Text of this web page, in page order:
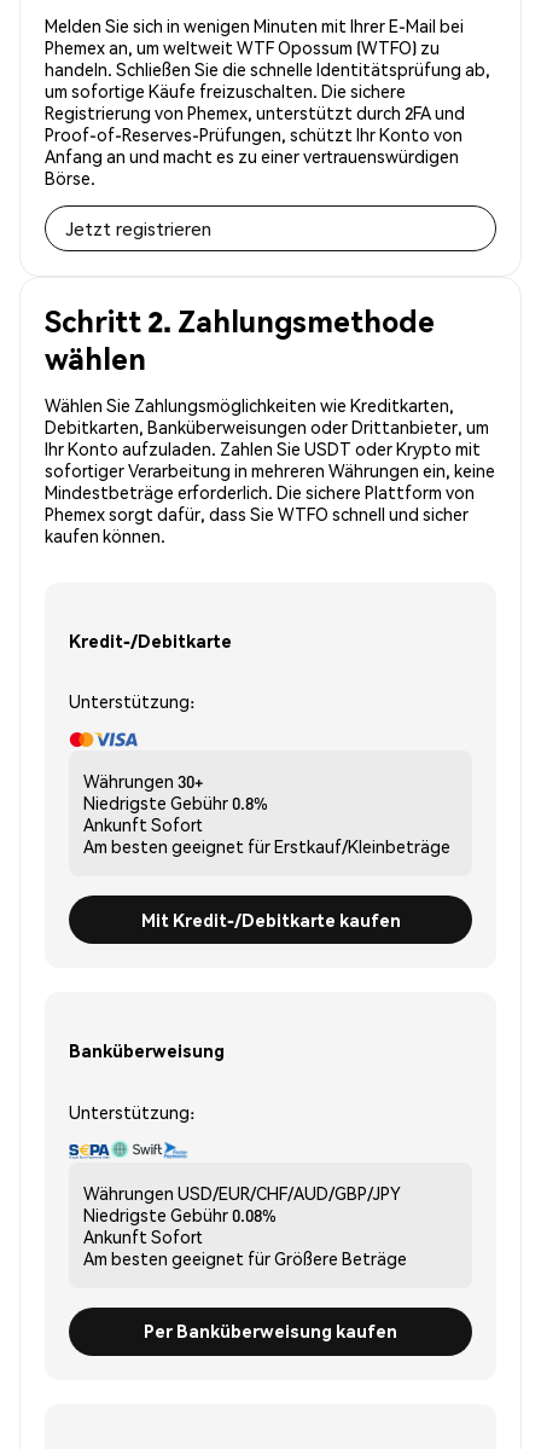
Melden Sie sich in wenigen Minuten mit Ihrer E-Mail bei
Phemex an, um weltweit WTF Opossum (WTFO) zu
handeln. Schließen Sie die schnelle Identitätsprüfung ab,
um sofortige Käufe freizuschalten. Die sichere
Registrierung von Phemex, unterstützt durch 2FA und
Proof-of-Reserves-Prüfungen, schützt Ihr Konto von
Anfang an und macht es zu einer vertrauenswürdigen
Börse.
Jetzt registrieren
Schritt 2. Zahlungsmethode
wählen
Wählen Sie Zahlungsmöglichkeiten wie Kreditkarten,
Debitkarten, Banküberweisungen oder Drittanbieter, um
Ihr Konto aufzuladen. Zahlen Sie USDT oder Krypto mit
sofortiger Verarbeitung in mehreren Währungen ein, keine
Mindestbeträge erforderlich. Die sichere Plattform von
Phemex sorgt dafür, dass Sie WTFO schnell und sicher
kaufen können.
Kredit-/Debitkarte
Unterstützung:
Währungen 30+
Niedrigste Gebühr0.8%
Ankunft Sofort
Am besten geeignet fürErstkauf/Kleinbeträge
Mit Kredit-/Debitkarte kaufen
Banküberweisung
Unterstützung:
Währungen USD/EUR/CHF/AUD/GBP/JPY
Niedrigste Gebühr0.08%
Ankunft Sofort
Am besten geeignet fürGrößere Beträge
Per Banküberweisung kaufen